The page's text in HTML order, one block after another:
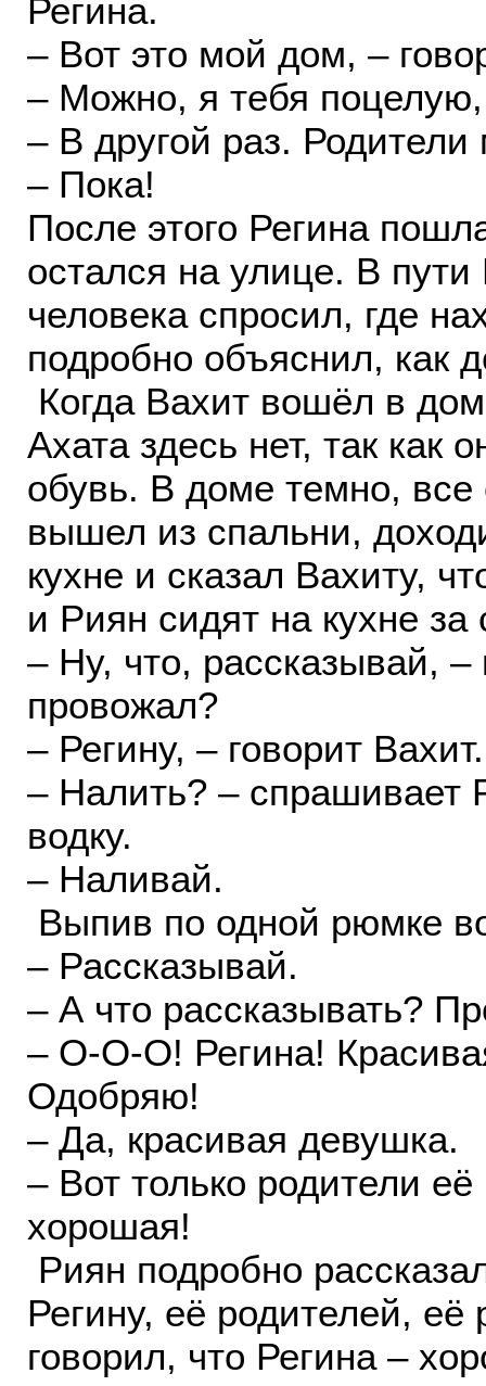
Регина.
– Вот это мой дом, –
– Можно, я тебя поцелую,
– В другой раз. Родители
– Пока!
После этого Регина
остался на улице. В
человека спросил, где
подробно объяснил,
Когда Вахит вошёл в
Ахата здесь нет, так как
обувь. В доме темно, все
вышел из спальни,
кухне и сказал Вахиту,
и Риян сидят на кухне
– Ну, что, рассказывай, –
провожал?
– Регину, – говорит Вахит.
– Налить? – спрашивает
водку.
– Наливай.
Выпив по одной рюмке
– Рассказывай.
– А что рассказывать?
– О-О-О! Регина!
Одобряю!
– Да, красивая девушка.
– Вот только родители
хорошая!
Риян подробно
Регину, её родителей,
говорил, что Регина –